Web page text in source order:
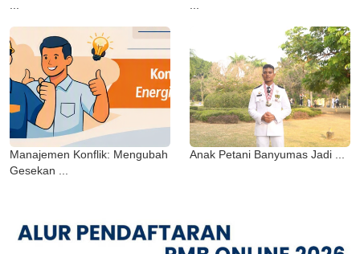
Manajemen Konflik: Mengubah
Gesekan ...
Anak Petani Banyumas Jadi ...